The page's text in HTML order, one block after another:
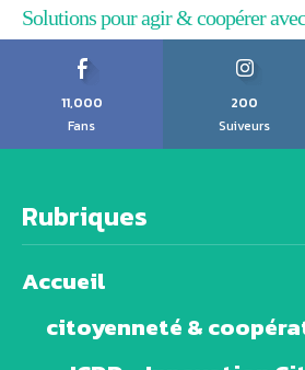
Solutions pour agir & coopérer
11,000
Fans
200
Suiveurs
Rubriques
Accueil
citoyenneté &